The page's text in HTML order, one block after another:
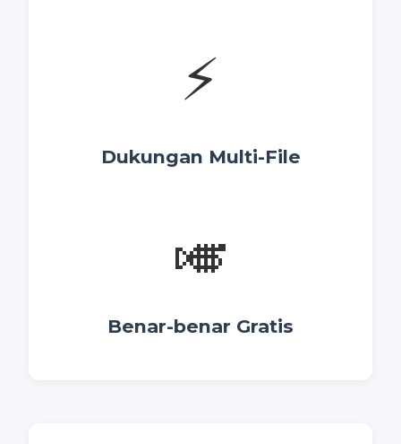
⚡
Dukungan Multi-File
🎺
Benar-benar Gratis